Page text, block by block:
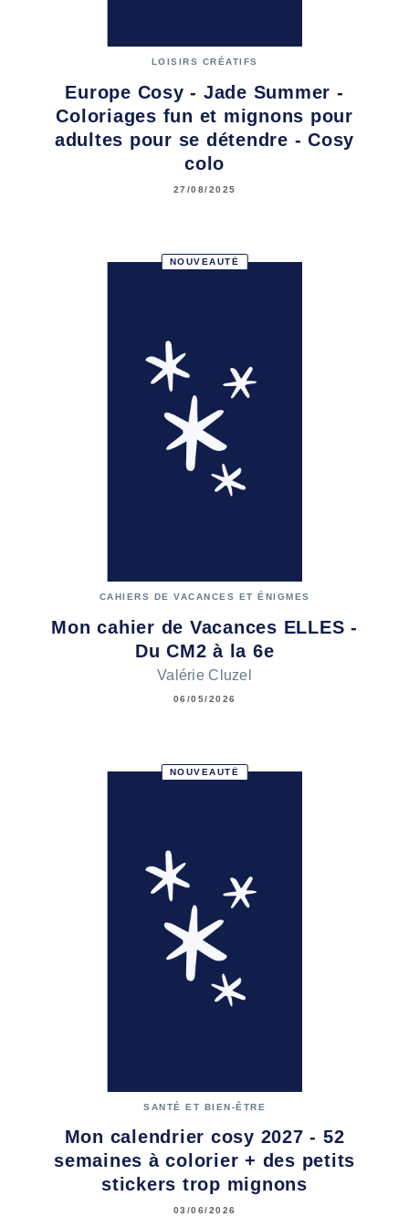
LOISIRS CRÉATIFS
Europe Cosy - Jade Summer -
Coloriages fun et mignons pour
adultes pour se détendre - Cosy
colo
27/08/2025
NOUVEAUTÉ
CAHIERS DE VACANCES ET ÉNIGMES
Mon cahier de Vacances ELLES -
Du CM2 à la 6e
Valérie Cluzel
06/05/2026
NOUVEAUTÉ
SANTÉ ET BIEN-ÊTRE
Mon calendrier cosy 2027 - 52
semaines à colorier + des petits
stickers trop mignons
03/06/2026